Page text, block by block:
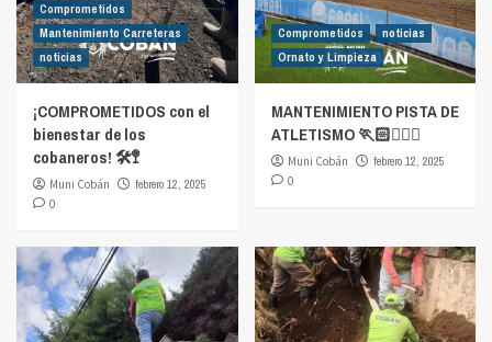
Comprometidos
Mantenimiento Carreteras
noticias
¡COMPROMETIDOS con el
bienestar de los
cobaneros! 🛠️🚏
Muni Cobán
febrero 12, 2025
0
Comprometidos
noticias
Ornato y Limpieza
MANTENIMIENTO PISTA DE
ATLETISMO 🏃🏻🏃🏻‍♀️
Muni Cobán
febrero 12, 2025
0